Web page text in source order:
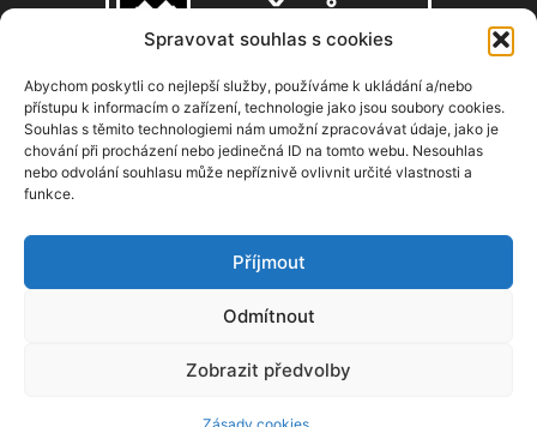
Spravovat souhlas s cookies
Abychom poskytli co nejlepší služby, používáme k ukládání a/nebo
přístupu k informacím o zařízení, technologie jako jsou soubory cookies.
Souhlas s těmito technologiemi nám umožní zpracovávat údaje, jako je
chování při procházení nebo jedinečná ID na tomto webu. Nesouhlas
nebo odvolání souhlasu může nepříznivě ovlivnit určité vlastnosti a
funkce.
Příjmout
Odmítnout
Zobrazit předvolby
O NÁS
NÁSLEDUJ NÁS